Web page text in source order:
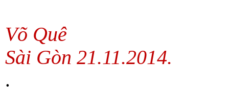
Võ Quê
Sài Gòn 21.11.2014.
.